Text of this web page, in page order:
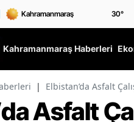
30°
Kahramanmaraş Haberleri
| Elbistan’da Asfalt
Asfalt